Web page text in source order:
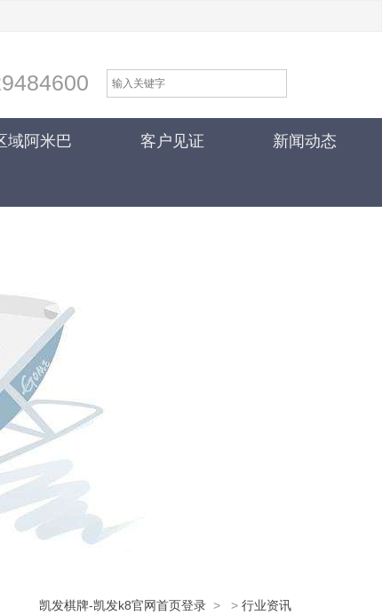
域阿米巴 客户见证 新闻动态
凯发棋牌-凯发k8官网首页登录 > > 行业资讯